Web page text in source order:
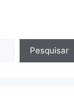
Pesquisar